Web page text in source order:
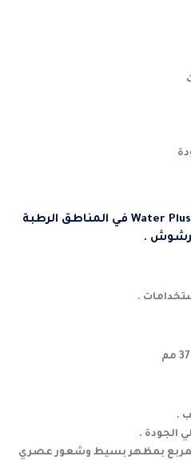
يتم استخدام سلسلة Water Plus IP44 في المناطق الرطبة
.
.
.
الجودة .
بمظهر بسيط وشعور عصري